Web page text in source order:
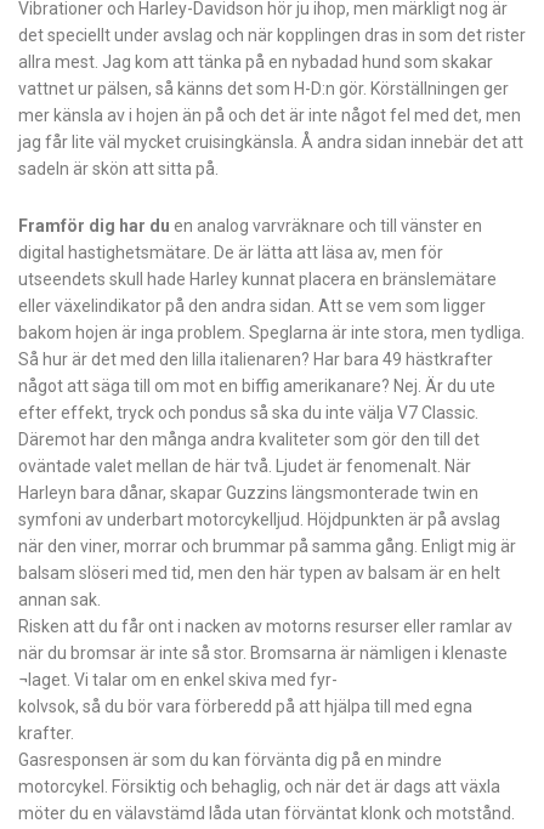
Vibrationer och Harley-Davidson hör ju ihop, men märkligt nog är
det speciellt under avslag och när kopplingen dras in som det rister
allra mest. Jag kom att tänka på en nybadad hund som skakar
vattnet ur pälsen, så känns det som H-D:n gör. Körställningen ger
mer känsla av i hojen än på och det är inte något fel med det, men
jag får lite väl mycket cruisingkänsla. Å andra sidan innebär det att
sadeln är skön att sitta på.
Framför dig har du en analog varvräknare och till vänster en
digital hastighetsmätare. De är lätta att läsa av, men för
utseendets skull hade Harley kunnat placera en bränslemätare
eller växelindikator på den andra sidan. Att se vem som ligger
bakom hojen är inga problem. Speglarna är inte stora, men tydliga.
Så hur är det med den lilla italienaren? Har bara 49 hästkrafter
något att säga till om mot en biffig amerikanare? Nej. Är du ute
efter effekt, tryck och pondus så ska du inte välja V7 Classic.
Däremot har den många andra kvaliteter som gör den till det
oväntade valet mellan de här två. Ljudet är fenomenalt. När
Harleyn bara dånar, skapar Guzzins längsmonterade twin en
symfoni av underbart motorcykelljud. Höjdpunkten är på avslag
när den viner, morrar och brummar på samma gång. Enligt mig är
balsam slöseri med tid, men den här typen av balsam är en helt
annan sak.
Risken att du får ont i nacken av motorns resurser eller ramlar av
när du bromsar är inte så stor. Bromsarna är nämligen i klenaste
¬laget. Vi talar om en enkel skiva med fyr-
kolvsok, så du bör vara förberedd på att hjälpa till med egna
krafter.
Gasresponsen är som du kan förvänta dig på en mindre
motorcykel. Försiktig och behaglig, och när det är dags att växla
möter du en välavstämd låda utan förväntat klonk och motstånd.